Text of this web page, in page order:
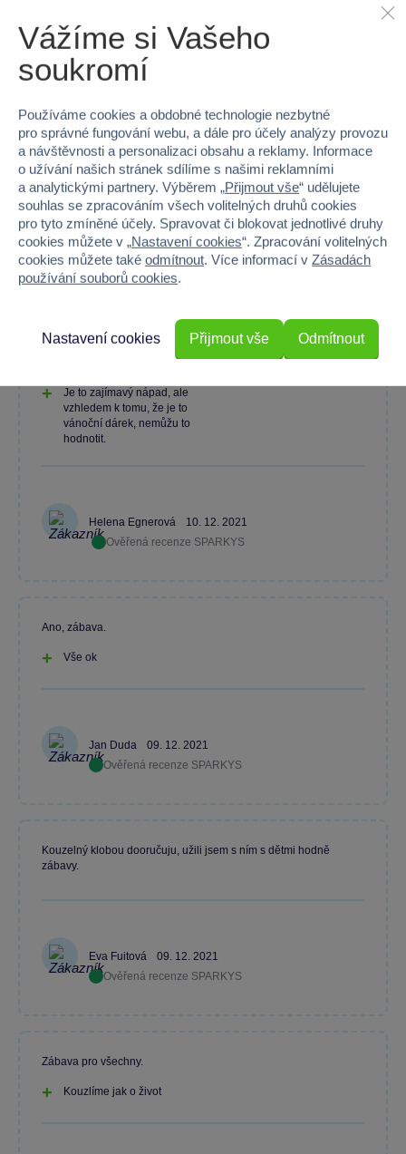
Průměr z 32 hodnocení
100 % zákazníků doporučuje
Máte zkušenost s tímto zbožím?
Napište recenzi a pomozte ostatním s výběrem.
Helena Egnerová
10. 12. 2021
Ověřená recenze SPARKYS
Je to zajímavý nápad, ale
vzhledem k tomu, že je to
vánoční dárek, nemůžu to
hodnotit.
Jan Duda
09. 12. 2021
Ověřená recenze SPARKYS
Ano, zábava.
Vše ok
Eva Fuitová
09. 12. 2021
Ověřená recenze SPARKYS
Kouzelný klobou dooručuju, užili jsem s ním s dětmi hodně
zábavy.
Zábava pro všechny.
Kouzlíme jak o život
Vážíme si Vašeho
soukromí
Používáme cookies a obdobné technologie nezbytné
pro správné fungování webu, a dále pro účely analýzy provozu
a návštěvnosti a personalizaci obsahu a reklamy. Informace
o užívání našich stránek sdílíme s našimi reklamními
a analytickými partnery. Výběrem „Přijmout vše“ udělujete
souhlas se zpracováním všech volitelných druhů cookies
pro tyto zmíněné účely. Spravovat či blokovat jednotlivé druhy
cookies můžete v „Nastavení cookies“. Zpracování volitelných
cookies můžete také odmítnout. Více informací v Zásadách
používání souborů cookies.
Odmítnout
Nastavení cookies Přijmout vše